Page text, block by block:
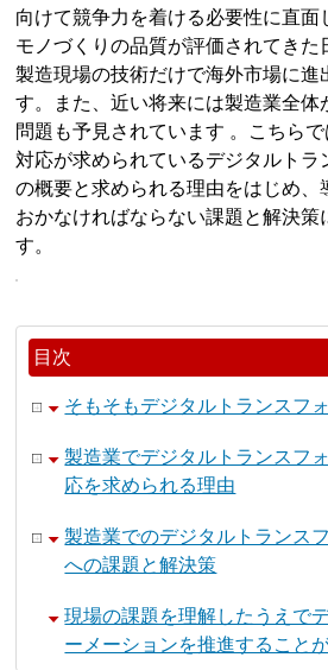
向けて競争力を着ける必要性に直面
モノづくりの品質が評価されてきた
製造現場の技術だけで海外市場に進
す。また、近い将来には製造業全体
問題も予見されています 。こちら
対応が求められているデジタルトラ
の概要と求められる理由をはじめ、
おかなければならない課題と解決策
す。
目次
そもそもデジタルトランスフ
製造業でデジタルトランスフ
応を求められる理由
製造業でのデジタルトランス
への課題と解決策
現場の課題を理解したうえで
ーメーションを推進すること